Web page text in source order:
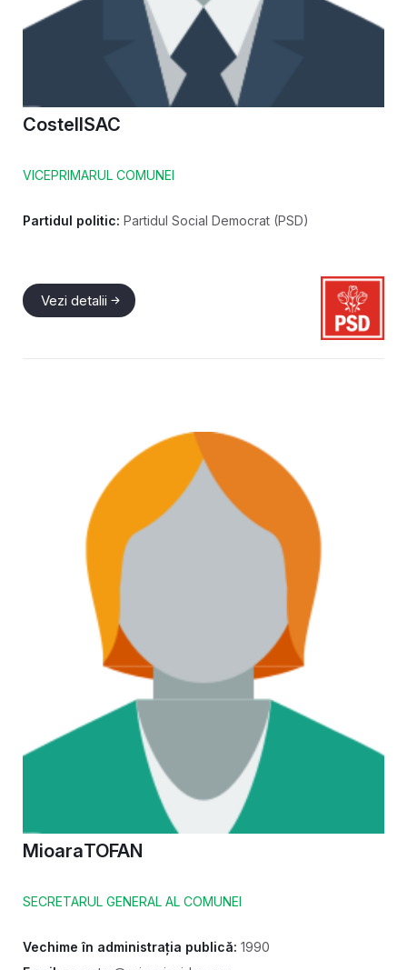
CostelISAC
VICEPRIMARUL COMUNEI
Partidul politic: Partidul Social Democrat (PSD)
Vezi detalii
MioaraTOFAN
SECRETARUL GENERAL AL COMUNEI
Vechime în administrația publică: 1990